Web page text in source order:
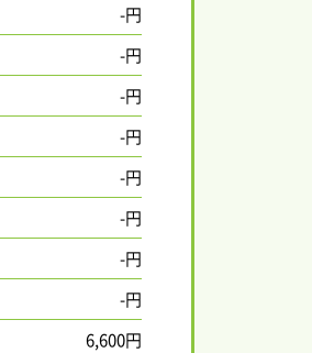
-円
-円
-円
-円
-円
-円
-円
-円
6,600円